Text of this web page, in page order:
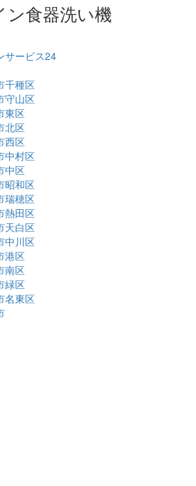
ン食器洗い機
サービス24
千種区
守山区
東区
北区
西区
中村区
中区
昭和区
瑞穂区
熱田区
天白区
中川区
港区
南区
緑区
名東区